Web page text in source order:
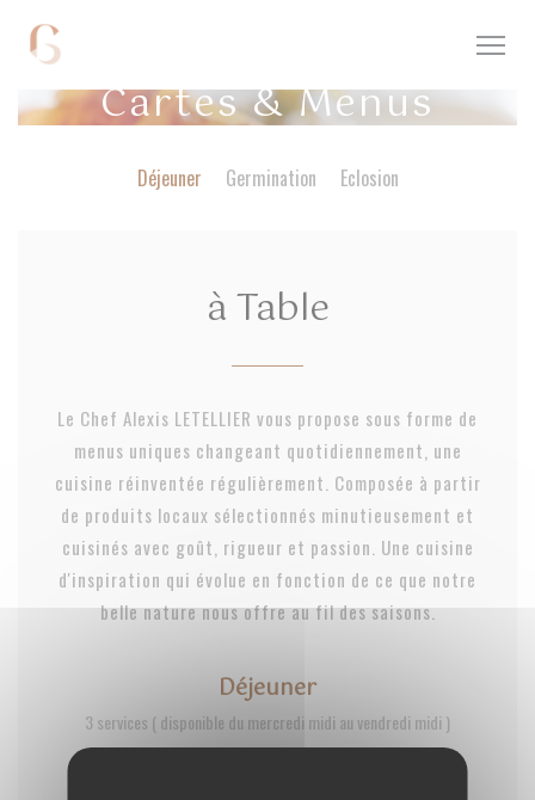
Personnalisation de vos choix en matière de cookies
Cartes & Menus
Déjeuner Germination Eclosion
à Table
Le Chef Alexis LETELLIER vous propose sous forme de
menus uniques changeant quotidiennement, une
cuisine réinventée régulièrement. Composée à partir
de produits locaux sélectionnés minutieusement et
cuisinés avec goût, rigueur et passion. Une cuisine
d'inspiration qui évolue en fonction de ce que notre
belle nature nous offre au fil des saisons.
Déjeuner
3 services ( disponible du mercredi midi au vendredi midi )